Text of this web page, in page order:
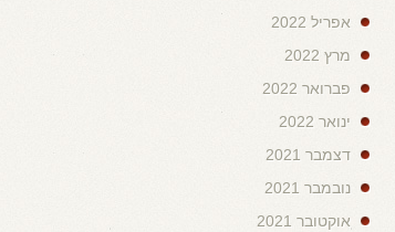
אפריל 2022
מרץ 2022
פברואר 2022
ינואר 2022
דצמבר 2021
נובמבר 2021
אוקטובר 2021